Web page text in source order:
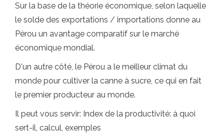
Sur la base de la théorie économique, selon laquelle
le solde des exportations / importations donne au
Pérou un avantage comparatif sur le marché
économique mondial.
D'un autre côté, le Pérou a le meilleur climat du
monde pour cultiver la canne à sucre, ce qui en fait
le premier producteur au monde.
Il peut vous servir: Index de la productivité: à quoi
sert-il, calcul, exemples